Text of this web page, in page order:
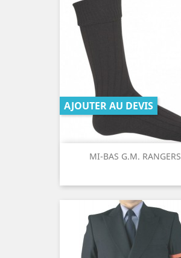
MI-BAS G.M. RANGERS
AJOUTER AU DEVIS